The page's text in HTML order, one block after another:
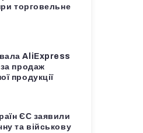
торговельне
AliExpress
продаж
продукції
ЄС заявили
та військову